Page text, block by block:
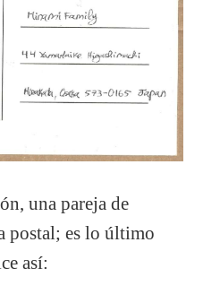
una pareja de
postal; es lo último
así: